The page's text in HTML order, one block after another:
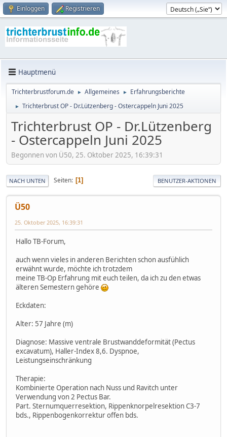
Einloggen Registrieren
Hauptmenü
Trichterbrustforum.de ► Allgemeines ► Erfahrungsberichte
► Trichterbrust OP - Dr.Lützenberg - Ostercappeln Juni 2025
Trichterbrust OP - Dr.Lützenberg
- Ostercappeln Juni 2025
Begonnen von Ü50, 25. Oktober 2025, 16:39:31
NACH UNTEN Seiten 1 BENUTZER-AKTIONEN
Ü50
25. Oktober 2025, 16:39:31
Hallo TB-Forum,
auch wenn vieles in anderen Berichten schon ausfühlich
erwähnt wurde, möchte ich trotzdem
meine TB-Op Erfahrung mit euch teilen, da ich zu den etwas
älteren Semestern gehöre
Eckdaten:
Alter: 57 Jahre (m)
Diagnose: Massive ventrale Brustwanddeformität (Pectus
excavatum), Haller-Index 8,6. Dyspnoe,
Leistungseinschränkung
Therapie:
Kombinierte Operation nach Nuss und Ravitch unter
Verwendung von 2 Pectus Bar.
Part. Sternumquerresektion, Rippenknorpelresektion C3-7
bds., Rippenbogenkorrektur offen bds.